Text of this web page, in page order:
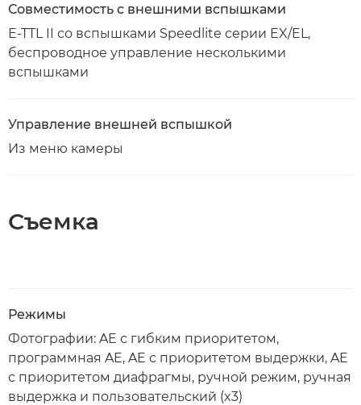
Совместимость с внешними вспышками
E-TTL II со вспышками Speedlite серии EX/EL,
беспроводное управление несколькими
вспышками
Управление внешней вспышкой
Из меню камеры
Съемка
Режимы
Фотографии: AE с гибким приоритетом,
программная AE, AE с приоритетом выдержки, AE
с приоритетом диафрагмы, ручной режим, ручная
выдержка и пользовательский (x3)